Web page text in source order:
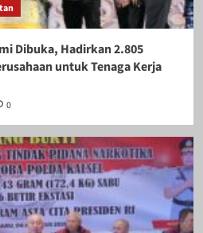
Dibuka, Hadirkan 2.805
untuk Tenaga Kerja
0